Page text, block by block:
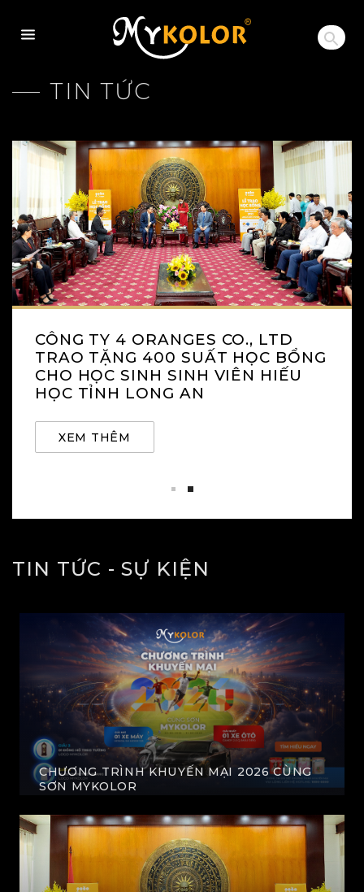
MYKOLOR
TIN TỨC
CÔNG TY 4 ORANGES CO., LTD
TRAO TẶNG 400 SUẤT HỌC BỔNG
CHO HỌC SINH SINH VIÊN HIẾU
HỌC TỈNH LONG AN
XEM THÊM
TIN TỨC - SỰ KIỆN
CHƯƠNG TRÌNH KHUYẾN MẠI 2026 CÙNG
SƠN MYKOLOR
XEM THÊM